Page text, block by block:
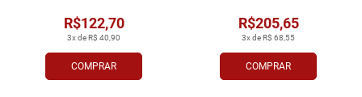
COMPRAR
3x de R$ 40,90
R$122,70
COMPRAR
3x de R$ 68,55
R$205,65